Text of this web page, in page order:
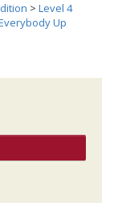
> Level 4
Up